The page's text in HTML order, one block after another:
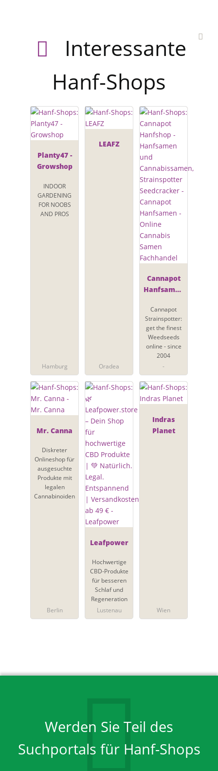
Interessante
Hanf-Shops
Planty47 -
Growshop
INDOOR
GARDENING
FOR NOOBS
AND PROS
Hamburg
LEAFZ
Oradea
Cannapot
Hanfsamen
Cannabis
Samen
Fachhandel
Cannapot
Strainspotter:
get the finest
Weedseeds
online - since
2004
-
Mr. Canna
Diskreter
Onlineshop für
ausgesuchte
Produkte mit
legalen
Cannabinoiden
Berlin
Leafpower
Hochwertige
CBD-Produkte
für besseren
Schlaf und
Regeneration
Lustenau
Indras
Planet
Wien
Werden Sie Teil des
Suchportals für Hanf-Shops